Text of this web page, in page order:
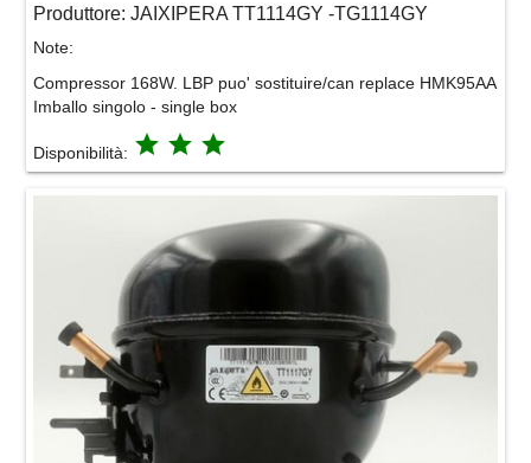
Produttore: JAIXIPERA TT1114GY -TG1114GY
Note:
Compressor 168W. LBP puo' sostituire/can replace HMK95AA
Imballo singolo - single box
Disponibilità: grade grade grade